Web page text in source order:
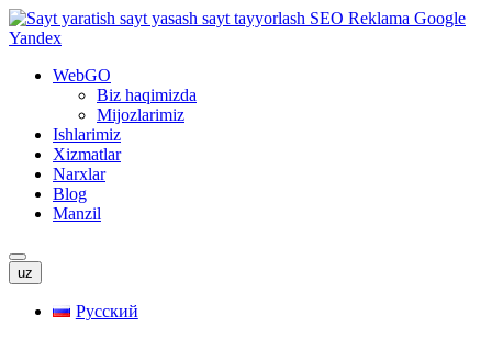
WebGO
Biz haqimizda
Mijozlarimiz
Ishlarimiz
Xizmatlar
Narxlar
Blog
Manzil
uz
Русский